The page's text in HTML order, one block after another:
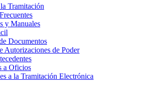
Tramitación
y Manuales
Documentos
Autorizaciones de Poder
a Oficios
a la Tramitación Electrónica